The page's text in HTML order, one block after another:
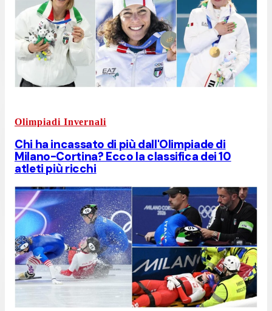
Olimpiadi Invernali
Chi ha incassato di più dall'Olimpiade di
Milano-Cortina? Ecco la classifica dei 10
atleti più ricchi